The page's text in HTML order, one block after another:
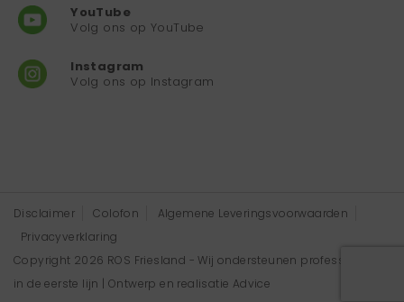
YouTube
Volg ons op YouTube
Instagram
Volg ons op Instagram
Disclaimer Colofon
Algemene Leveringsvoorwaarden
Privacyverklaring
Copyright 2026 ROS Friesland - Wij ondersteunen professionals
in de eerste lijn | Ontwerp en realisatie Advice